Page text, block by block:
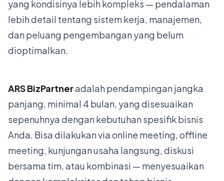
yang kondisinya lebih kompleks — pendalaman
lebih detail tentang sistem kerja, manajemen,
dan peluang pengembangan yang belum
dioptimalkan.
ARS BizPartneradalah pendampingan jangka
panjang, minimal 4 bulan, yang disesuaikan
sepenuhnya dengan kebutuhan spesifik bisnis
Anda. Bisa dilakukan via online meeting, offline
meeting, kunjungan usaha langsung, diskusi
bersama tim, atau kombinasi — menyesuaikan